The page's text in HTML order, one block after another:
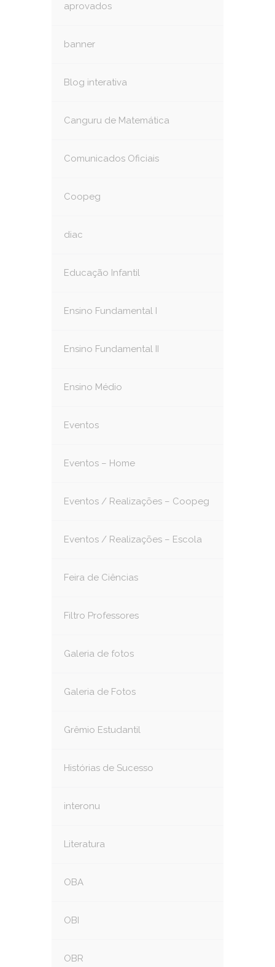
aprovados
banner
Blog interativa
Canguru de Matemática
Comunicados Oficiais
Coopeg
diac
Educação Infantil
Ensino Fundamental I
Ensino Fundamental II
Ensino Médio
Eventos
Eventos – Home
Eventos / Realizações – Coopeg
Eventos / Realizações – Escola
Feira de Ciências
Filtro Professores
Galeria de fotos
Galeria de Fotos
Grêmio Estudantil
Histórias de Sucesso
interonu
Literatura
OBA
OBI
OBR